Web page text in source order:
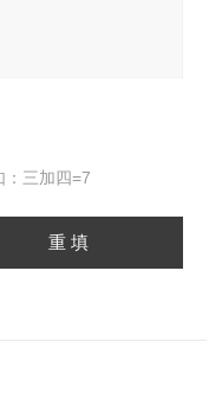
：三加四=7